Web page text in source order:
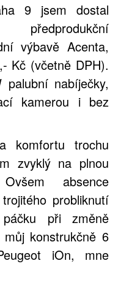
9 jsem dostal
předprodukční
výbavě Acenta,
Kč (včetně DPH).
nabíječky,
kamerou i bez
komfortu trochu
zvyklý na plnou
absence
probliknutí
při změně
konstrukčně 6
iOn, mne